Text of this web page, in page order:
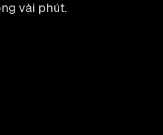
vài phút.